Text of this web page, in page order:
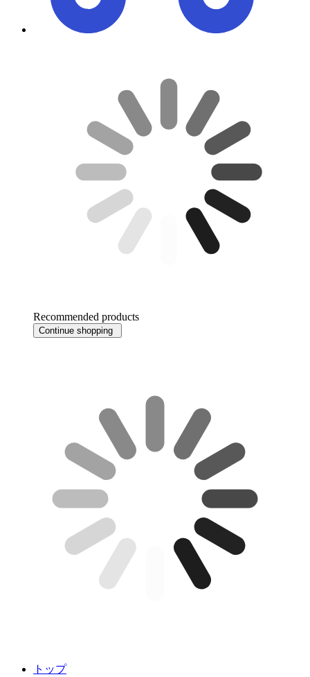
Recommended products
Continue shopping
トップ